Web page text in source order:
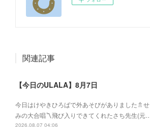
関連記事
【今日のULALA】8月7日
今日はけやきひろばで外あそびがありました🚿せ
みの大合唱〽飛び入りできてくれたさち先生(元…
2026.08.07 04:06